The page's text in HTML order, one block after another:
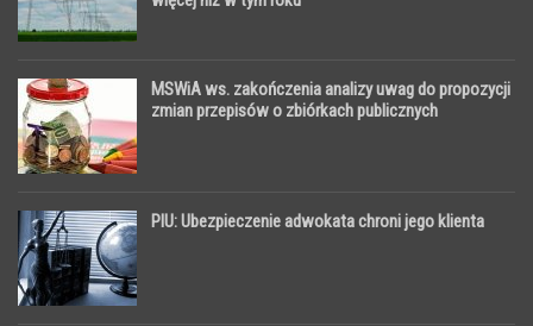
MSWiA ws. zakończenia analizy uwag do propozycji
zmian przepisów o zbiórkach publicznych
PIU: Ubezpieczenie adwokata chroni jego klienta